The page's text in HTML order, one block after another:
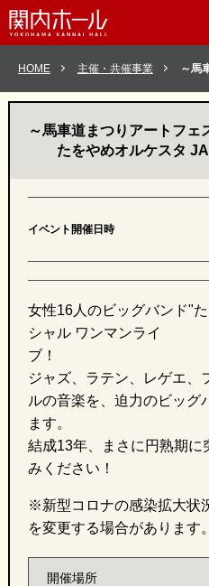
メニューを読み飛ば
HOME 主催・共催事業 ～馬
～馬車道まつりアートフェ
たをやめオルケスタ
イベント開催日時
女性16人のビッグバンド"
シャル ワンマンライ
ジャズ、ラテン、レゲエ、
ルの音楽を、迫力のビッグ
ます。
結成13年、まさに円熟期に
みください！
※新型コロナの感染拡大状
を変更する場合があります
開催場所